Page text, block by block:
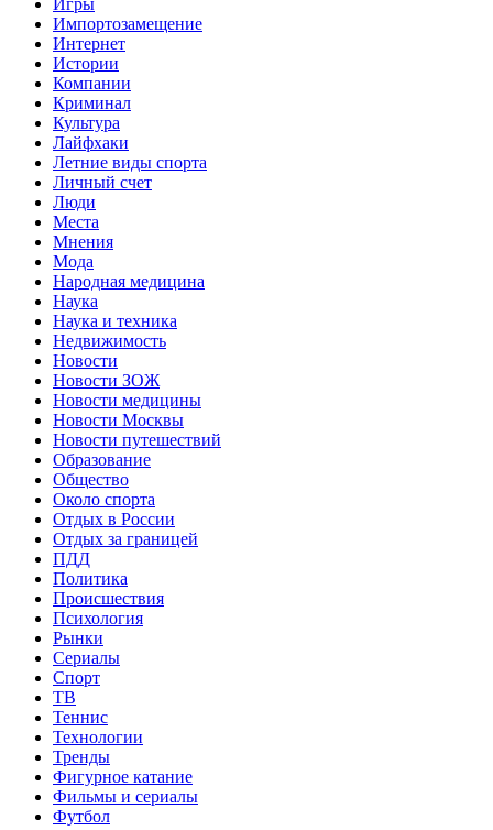
Импортозамещение
Интернет
Истории
Компании
Криминал
Культура
Лайфхаки
Летние виды спорта
Личный счет
Люди
Места
Мнения
Мода
Народная медицина
Наука
Наука и техника
Недвижимость
Новости
Новости ЗОЖ
Новости медицины
Новости Москвы
Новости путешествий
Образование
Общество
Около спорта
Отдых в России
Отдых за границей
ПДД
Политика
Происшествия
Психология
Рынки
Сериалы
Спорт
ТВ
Теннис
Технологии
Тренды
Фигурное катание
Фильмы и сериалы
Футбол